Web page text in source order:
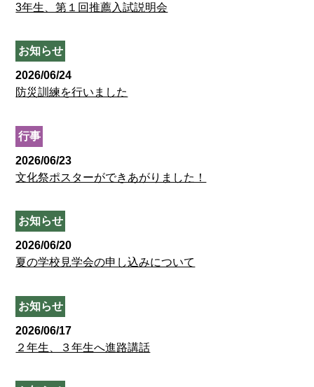
3年生、第１回推薦入試説明会
お知らせ
2026/06/24
防災訓練を行いました
行事
2026/06/23
文化祭ポスターができあがりました！
お知らせ
2026/06/20
夏の学校見学会の申し込みについて
お知らせ
2026/06/17
２年生、３年生へ進路講話